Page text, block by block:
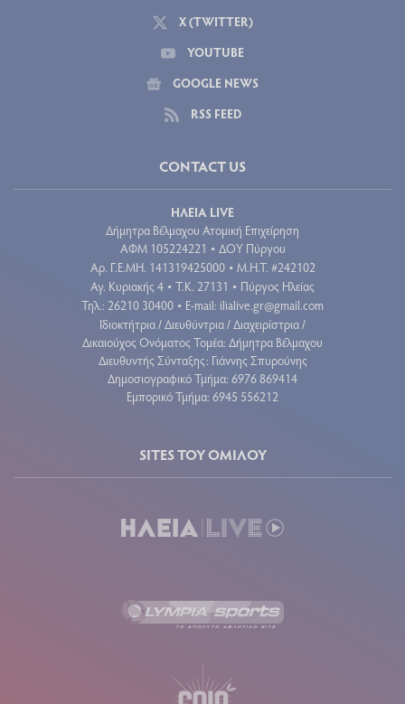
X (TWITTER)
YOUTUBE
GOOGLE NEWS
RSS FEED
CONTACT US
ΗΛΕΙΑ LIVE
Δήμητρα Βέλμαχου Ατομική Επιχείρηση
ΑΦΜ 105224221 • ΔΟΥ Πύργου
Aρ. Γ.Ε.ΜΗ. 141319425000 • Μ.Η.Τ. #242102
Αγ. Κυριακής 4 • Τ.Κ. 27131 • Πύργος Ηλείας
Τηλ.: 26210 30400 • E-mail: ilialive.gr@gmail.com
Ιδιοκτήτρια / Διευθύντρια / Διαχειρίστρια /
Δικαιούχος Ονόματος Τομέα: Δήμητρα Βέλμαχου
Διευθυντής Σύνταξης: Γιάννης Σπυρούνης
Δημοσιογραφικό Τμήμα: 6976 869414
Εμπορικό Τμήμα: 6945 556212
SITES ΤΟΥ ΟΜΙΛΟΥ